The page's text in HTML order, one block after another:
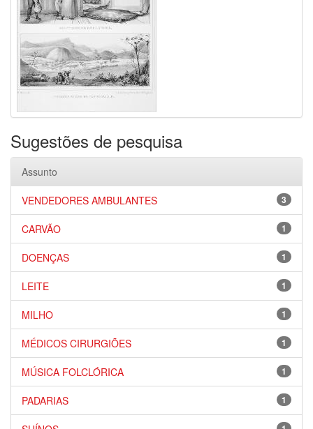
Sugestões de pesquisa
Assunto
3
VENDEDORES AMBULANTES
1
CARVÃO
1
DOENÇAS
1
LEITE
1
MILHO
1
MÉDICOS CIRURGIÕES
1
MÚSICA FOLCLÓRICA
1
PADARIAS